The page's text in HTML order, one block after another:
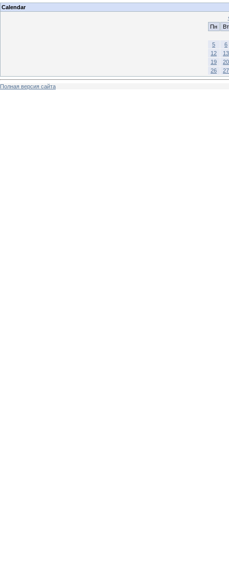
Calendar
Пн
Вт
5
6
12
13
19
20
26
27
Полная версия сайта